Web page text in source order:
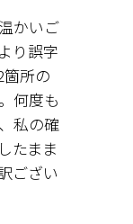
かいご
り誤字
所の
何度も
私の確
たまま
ござい